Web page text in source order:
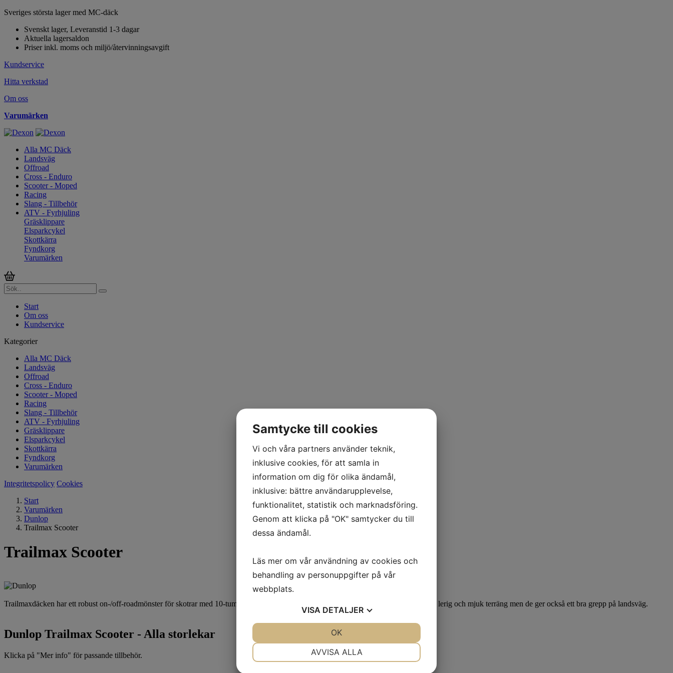
Sveriges största lager med MC-däck
Svenskt lager, Leveranstid 1-3 dagar
Aktuella lagersaldon
Priser inkl. moms och miljö/återvinningsavgift
Kundservice
Hitta verkstad
Om oss
Varumärken
Alla MC Däck
Landsväg
Offroad
Cross - Enduro
Scooter - Moped
Racing
Slang - Tillbehör
ATV - Fyrhjuling
Gräsklippare
Elsparkcykel
Skottkärra
Fyndkorg
Varumärken
Start
Om oss
Kundservice
Kategorier
Alla MC Däck
Landsväg
Offroad
Cross - Enduro
Scooter - Moped
Racing
Slang - Tillbehör
ATV - Fyrhjuling
Gräsklippare
Elsparkcykel
Skottkärra
Fyndkorg
Varumärken
Integritetspolicy Cookies
Start
Varumärken
Dunlop
Trailmax Scooter
Trailmax Scooter
Trailmaxdäcken har ett robust on-/off-roadmönster för skotrar med 10-tumshjul. De självrengörande mönsterklackarna ger bra drivgrepp i lerig och mjuk terräng men de ger också ett bra grepp på landsväg.
Dunlop Trailmax Scooter - Alla storlekar
Klicka på "Mer info" för passande tillbehör.
Samtycke till cookies
Vi och våra partners använder teknik,
inklusive cookies, för att samla in
information om dig för olika ändamål,
inklusive: bättre användarupplevelse,
funktionalitet, statistik och marknadsföring.
Genom att klicka på "OK" samtycker du till
dessa ändamål.
Läs mer om vår användning av cookies och
behandling av personuppgifter på vår
webbplats.
VISA DETALJER
AVVISA ALLA
OK